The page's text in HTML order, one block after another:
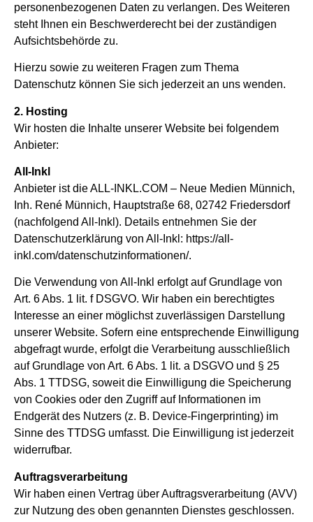
personenbezogenen Daten zu verlangen. Des Weiteren
steht Ihnen ein Beschwerderecht bei der zuständigen
Aufsichtsbehörde zu.
Hierzu sowie zu weiteren Fragen zum Thema
Datenschutz können Sie sich jederzeit an uns wenden.
2. Hosting
Wir hosten die Inhalte unserer Website bei folgendem
Anbieter:
All-Inkl
Anbieter ist die ALL-INKL.COM – Neue Medien Münnich,
Inh. René Münnich, Hauptstraße 68, 02742 Friedersdorf
(nachfolgend All-Inkl). Details entnehmen Sie der
Datenschutzerklärung von All-Inkl: https://all-
inkl.com/datenschutzinformationen/.
Die Verwendung von All-Inkl erfolgt auf Grundlage von
Art. 6 Abs. 1 lit. f DSGVO. Wir haben ein berechtigtes
Interesse an einer möglichst zuverlässigen Darstellung
unserer Website. Sofern eine entsprechende Einwilligung
abgefragt wurde, erfolgt die Verarbeitung ausschließlich
auf Grundlage von Art. 6 Abs. 1 lit. a DSGVO und § 25
Abs. 1 TTDSG, soweit die Einwilligung die Speicherung
von Cookies oder den Zugriff auf Informationen im
Endgerät des Nutzers (z. B. Device-Fingerprinting) im
Sinne des TTDSG umfasst. Die Einwilligung ist jederzeit
widerrufbar.
Auftragsverarbeitung
Wir haben einen Vertrag über Auftragsverarbeitung (AVV)
zur Nutzung des oben genannten Dienstes geschlossen.